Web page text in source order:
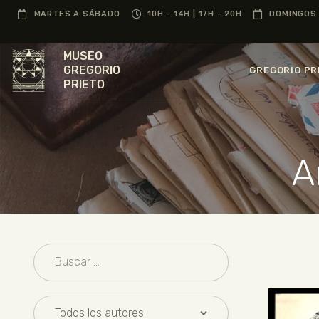
MARTES A SÁBADO 10H - 14H | 17H - 20H
MUSEO
GREGORIO
PRIETO
GREGORIO